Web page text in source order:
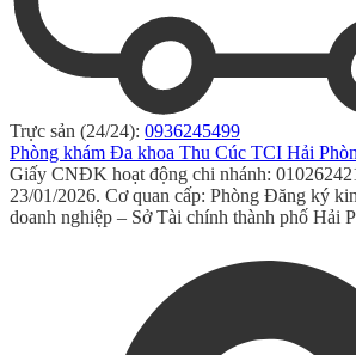
Trực sản (24/24): 0936245499
Phòng khám Đa khoa Thu Cúc TCI Hải
Giấy CNĐK hoạt động chi nhánh:
23/01/2026. Cơ quan cấp: Phòng Đăng ký
doanh nghiệp – Sở Tài chính thành phố Hải